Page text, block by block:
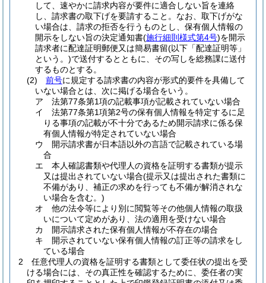
して、速やかに請求内容が要件に適合しない旨を連絡
し、請求書の取下げを要請すること。 なお、取下げがな
い場合は、請求の拒否を行うものとし、保有個人情報の
開示をしない旨の決定通知書(施行細則様式第4号)を開示
請求者に配達証明郵便又は簡易書留(以下「配達証明等」
という。)で送付するとともに、その写しを総務課に送付
するものとする。
(2)
前号に規定する請求書の内容が形式的要件を具備して
いない場合とは、次に掲げる場合をいう。
ア
法第77条第1項の記載事項が記載されていない場合
イ
法第77条第1項第2号の保有個人情報を特定するに足
りる事項の記載が不十分であるため開示請求に係る保
有個人情報が特定されていない場合
ウ
開示請求書が日本語以外の言語で記載されている場
合
エ
本人確認書類や代理人の資格を証明する書類が提示
又は提出されていない場合(提示又は提出された書類に
不備があり、補正の求めを行っても不備が解消されな
い場合を含む。)
オ
他の法令等により別に閲覧等その他個人情報の取扱
いについて定めがあり、法の適用を受けない場合
カ
開示請求された保有個人情報が不存在の場合
キ
開示されていない保有個人情報の訂正等の請求をし
ている場合
2
任意代理人の資格を証明する書類として委任状の提出を受
ける場合には、その真正性を確認するために、委任者の実